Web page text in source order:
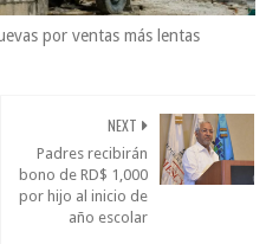
por ventas más lentas
NEXT
Padres recibirán
bono de RD$ 1,000
por hijo al inicio de
año escolar